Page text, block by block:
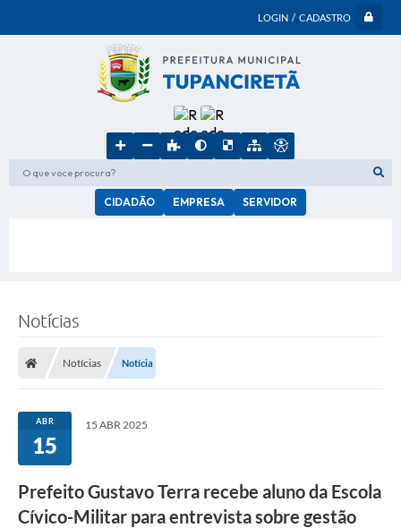
LOGIN / CADASTRO
O que voce procura?
CIDADÃO EMPRESA SERVIDOR
Notícias
Notícias Notícia
ABR
15
15 ABR 2025
Prefeito Gustavo Terra recebe aluno da Escola
Cívico-Militar para entrevista sobre gestão